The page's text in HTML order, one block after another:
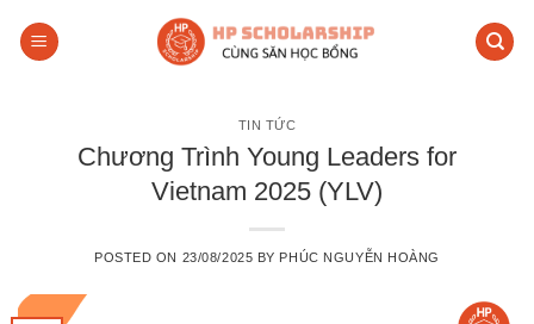
TIN TỨC
Chương Trình Young Leaders for
Vietnam 2025 (YLV)
POSTED ON 23/08/2025 BY PHÚC NGUYỄN HOÀNG